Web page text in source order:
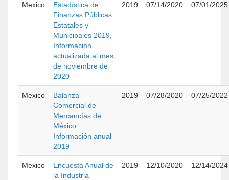
Mexico
Estadística de
Finanzas Públicas
Estatales y
Municipales 2019,
Información
actualizada al mes
de noviembre de
2020
2019 07/14/2020 07/01/2025
Mexico
Balanza
Comercial de
Mercancías de
México.
Información anual
2019
2019 07/28/2020 07/25/2022
Mexico
Encuesta Anual de
la Industria
2019 12/10/2020 12/14/2024